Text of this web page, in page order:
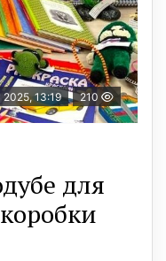
13:19 210
для